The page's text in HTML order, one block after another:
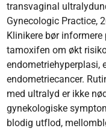
transvaginal
Gynecologic Practice,
Klinikere bør
tamoxifen om økt
endometriehyperplasi,
endometriecancer.
med ultralyd er ikke
gynekologiske
blodig utflod,